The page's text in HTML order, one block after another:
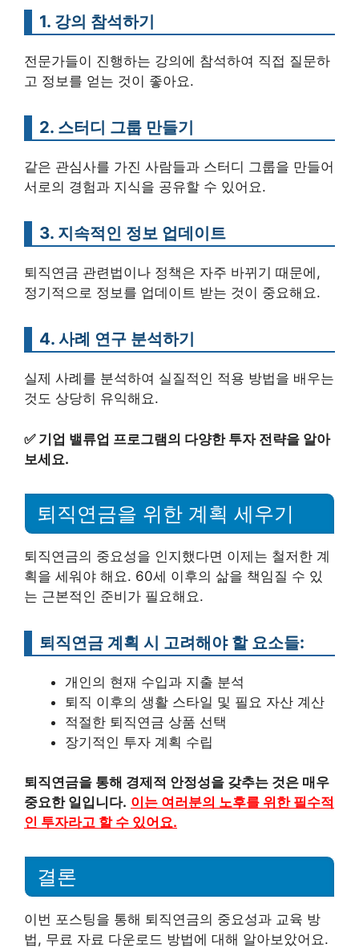
1. 강의 참석하기
전문가들이 진행하는 강의에 참석하여 직접 질문하
고 정보를 얻는 것이 좋아요.
2. 스터디 그룹 만들기
같은 관심사를 가진 사람들과 스터디 그룹을 만들어
서로의 경험과 지식을 공유할 수 있어요.
3. 지속적인 정보 업데이트
퇴직연금 관련법이나 정책은 자주 바뀌기 때문에,
정기적으로 정보를 업데이트 받는 것이 중요해요.
4. 사례 연구 분석하기
실제 사례를 분석하여 실질적인 적용 방법을 배우는
것도 상당히 유익해요.
✅ 기업 밸류업 프로그램의 다양한 투자 전략을 알아
보세요.
퇴직연금을 위한 계획 세우기
퇴직연금의 중요성을 인지했다면 이제는 철저한 계
획을 세워야 해요. 60세 이후의 삶을 책임질 수 있
는 근본적인 준비가 필요해요.
퇴직연금 계획 시 고려해야 할 요소들:
개인의 현재 수입과 지출 분석
퇴직 이후의 생활 스타일 및 필요 자산 계산
적절한 퇴직연금 상품 선택
장기적인 투자 계획 수립
퇴직연금을 통해 경제적 안정성을 갖추는 것은 매우
중요한 일입니다. 이는 여러분의 노후를 위한 필수적
인 투자라고 할 수 있어요.
결론
이번 포스팅을 통해 퇴직연금의 중요성과 교육 방
법, 무료 자료 다운로드 방법에 대해 알아보았어요.